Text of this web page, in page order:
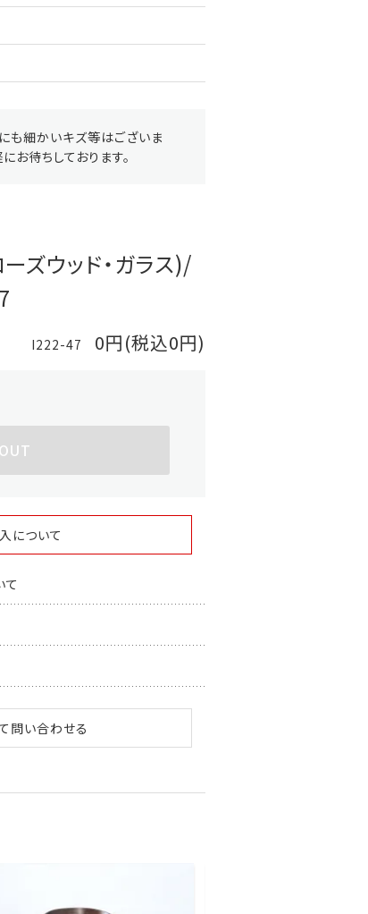
も細かいキズ等はございま
待ちしております。
ズウッド・ガラス)/
I222-47 0円(税込0円)
について
て
問い合わせる